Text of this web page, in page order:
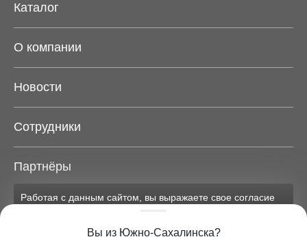
Каталог
О компании
Новости
Сотрудники
Партнёры
Карта сайта
Вы из Южно-Сахалинска?
Работая с данным сайтом, вы выражаете свое согласие
данных на условиях, изложенных в
соответствующих